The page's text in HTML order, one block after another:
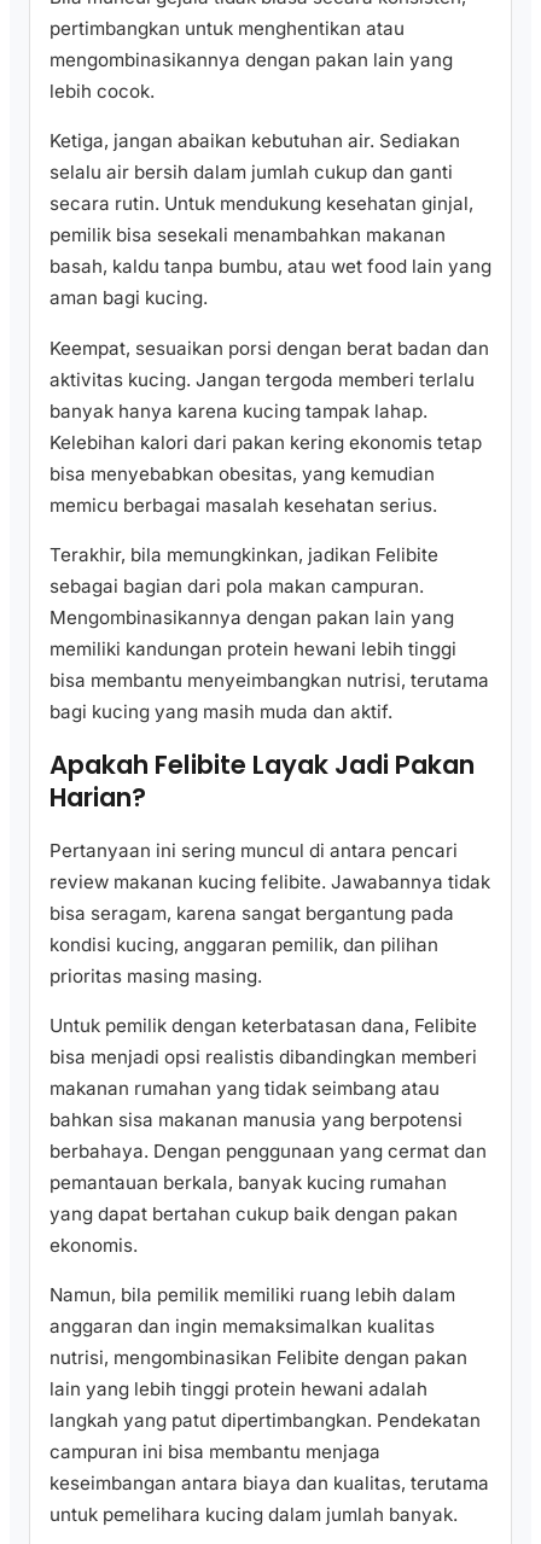
pertimbangkan untuk menghentikan atau
mengombinasikannya dengan pakan lain yang
lebih cocok.
Ketiga, jangan abaikan kebutuhan air. Sediakan
selalu air bersih dalam jumlah cukup dan ganti
secara rutin. Untuk mendukung kesehatan ginjal,
pemilik bisa sesekali menambahkan makanan
basah, kaldu tanpa bumbu, atau wet food lain yang
aman bagi kucing.
Keempat, sesuaikan porsi dengan berat badan dan
aktivitas kucing. Jangan tergoda memberi terlalu
banyak hanya karena kucing tampak lahap.
Kelebihan kalori dari pakan kering ekonomis tetap
bisa menyebabkan obesitas, yang kemudian
memicu berbagai masalah kesehatan serius.
Terakhir, bila memungkinkan, jadikan Felibite
sebagai bagian dari pola makan campuran.
Mengombinasikannya dengan pakan lain yang
memiliki kandungan protein hewani lebih tinggi
bisa membantu menyeimbangkan nutrisi, terutama
bagi kucing yang masih muda dan aktif.
Apakah Felibite Layak Jadi Pakan
Harian?
Pertanyaan ini sering muncul di antara pencari
review makanan kucing felibite. Jawabannya tidak
bisa seragam, karena sangat bergantung pada
kondisi kucing, anggaran pemilik, dan pilihan
prioritas masing masing.
Untuk pemilik dengan keterbatasan dana, Felibite
bisa menjadi opsi realistis dibandingkan memberi
makanan rumahan yang tidak seimbang atau
bahkan sisa makanan manusia yang berpotensi
berbahaya. Dengan penggunaan yang cermat dan
pemantauan berkala, banyak kucing rumahan
yang dapat bertahan cukup baik dengan pakan
ekonomis.
Namun, bila pemilik memiliki ruang lebih dalam
anggaran dan ingin memaksimalkan kualitas
nutrisi, mengombinasikan Felibite dengan pakan
lain yang lebih tinggi protein hewani adalah
langkah yang patut dipertimbangkan. Pendekatan
campuran ini bisa membantu menjaga
keseimbangan antara biaya dan kualitas, terutama
untuk pemelihara kucing dalam jumlah banyak.